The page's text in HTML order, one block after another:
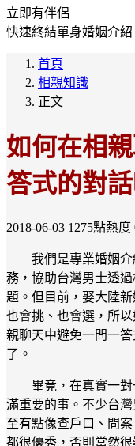
立即有伴侶
快速終結單身婚姻介紹
首頁
相親知識
正文
如何在相
答式的對
2018-06-03 1275點熱度
我們是專業婚姻
務，協助台灣男士透
題。但目前，娶大陸
也會挑、也會選，所
親聊天中避免一問一
了。
畢竟，在真實一
滿重要的事。不少台
至有點像查戶口、問
都很優秀，否則當然